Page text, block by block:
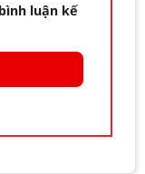
luận kế